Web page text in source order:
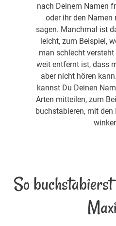
nach Deinem Namen
oder ihr den
sagen. Manchmal ist
leicht, zum Beispiel,
man schlecht versteht
weit entfernt ist, dass
aber nicht hören
kannst Du Deinen
Arten mitteilen, zum
buchstabieren, mit den
So